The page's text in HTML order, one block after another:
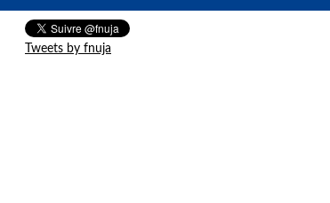
Tweets by fnuja